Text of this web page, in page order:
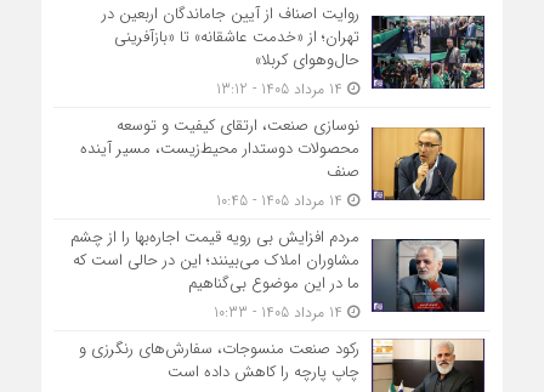
روایت اصناف از آیین جاماندگان اربعین در
تهران؛ از «خدمت عاشقانه» تا «بازآفرینی
حال‌وهوای کربلا»
نوسازی صنعت، ارتقای کیفیت و توسعه
محصولات دوستدار محیط‌زیست، مسیر آینده
صنف
مردم افزایش بی رویه قیمت اجاره‌بها را از چشم
مشاوران املاک می‌بینند؛ این در حالی است که
ما در این موضوع بی‌گناهیم
رکود صنعت منسوجات، سفارش‌های رنگرزی و
چاپ پارچه را کاهش داده است